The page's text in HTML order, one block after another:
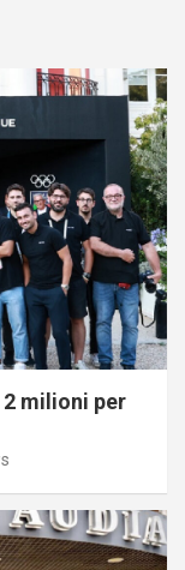
2 milioni per